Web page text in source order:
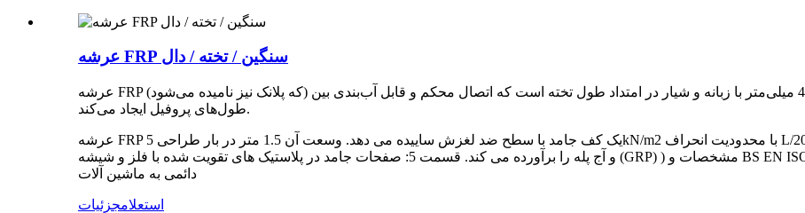
عرشه FRP سنگین / تخته / دال
عرشه FRP (که پلانک نیز نامیده می‌شود) یک پروفیل تکه‌ای با عرض 500 میلی‌متر و ضخامت 40 میلی‌متر با زبانه و شیار در امتداد طول تخته است که اتصال محکم و قابل آب‌بندی بین
طول‌های پروفیل ایجاد می‌کند.
عرشه FRP یک کف جامد با سطح ضد لغزش ساییده می دهد. وسعت آن 1.5 متر در بار طراحی 5kN/m2 با محدودیت انحراف L/200 خواهد بود و تمامی الزامات BS 4592-4 نوع صنعتی کفپوش
و آج پله را برآورده می کند. قسمت 5: صفحات جامد در پلاستیک های تقویت شده با فلز و شیشه (GRP) ) مشخصات و BS EN ISO 14122 قسمت 2 - ایمنی ماشین آلات وسایل دسترسی
دائمی به ماشین آلات
استعلامجزئیات